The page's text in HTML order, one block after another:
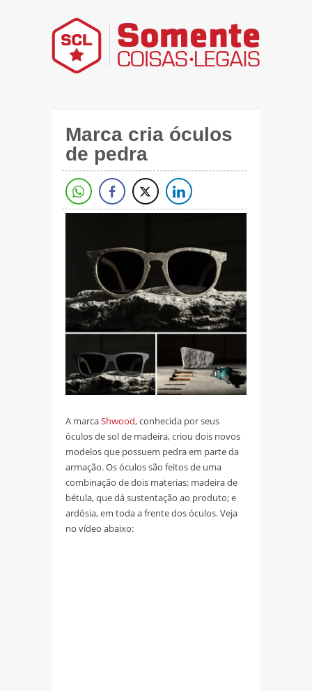
Marca cria óculos
de pedra
A marcaShwood, conhecida por seus
óculos de sol de madeira, criou dois novos
modelos que possuem pedra em parte da
armação. Os óculos são feitos de uma
combinação de dois materias: madeira de
bétula, que dá sustentação ao produto; e
ardósia, em toda a frente dos óculos. Veja
no vídeo abaixo: